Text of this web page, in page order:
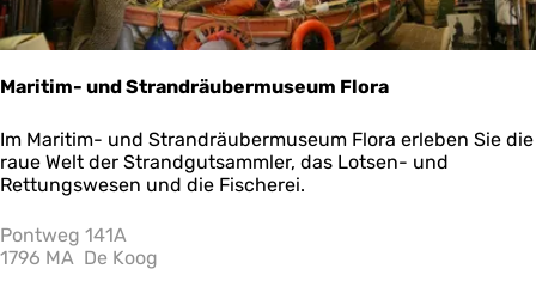
Maritim- und Strandräubermuseum Flora
M
a
r
t
i
Im Maritim- und Strandräubermuseum Flora erleben Sie die
raue Welt der Strandgutsammler, das Lotsen- und
Rettungswesen und die Fischerei.
Pontweg 141A
1796 MA De Koog